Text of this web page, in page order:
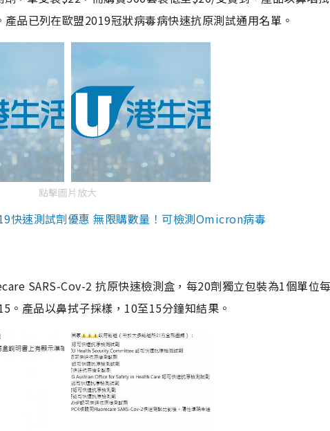
品已列在歐盟2019冠狀病毒病快速抗原測試通用名單。
點擊圖片放大
快速測試劑優惠 無限購數量！可檢測Omicron病毒
SARS-Cov-2 抗原快速檢測盒，每20劑獨立包裝為1個單位
產品以鼻拭子採樣，10至15分鐘知結果。